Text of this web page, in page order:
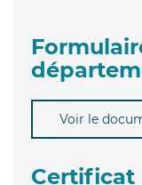
Voir le
Certificat